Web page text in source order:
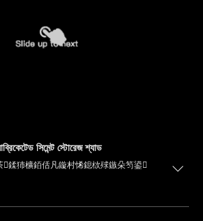
সিমেন্ট স্টোরেজ শ্যাড
鍒犻櫎銆佸凡鏇村悕鎴栨殏鏃朵笉鍙